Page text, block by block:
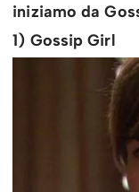
iniziamo da
1) Gossip Girl